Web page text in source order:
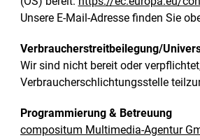
Unsere E-Mail-Adresse finden Sie
Verbraucherstreitbeilegung/
Wir sind nicht bereit oder
Verbraucherschlichtungsstelle
Programmierung & Betreuung
compositum Multimedia-Agentur